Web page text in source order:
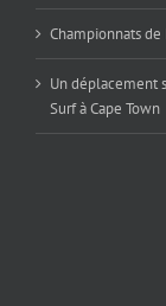
Championnats
Un déplacement
Surf à Cape Town